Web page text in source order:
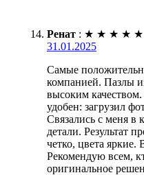
Ренат : ★ ★ ★ ★ ★
31.01.2025
Самые
компанией. Пазлы
высоким качеством.
удобен: загрузил
Связались с меня в
детали. Результат
четко, цвета яркие.
Рекомендую всем,
оригинальное